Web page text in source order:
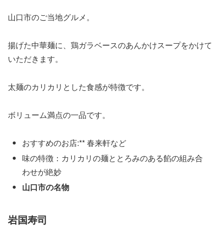
山口市のご当地グルメ。
揚げた中華麺に、鶏ガラベースのあんかけスープをかけて
いただきます。
太麺のカリカリとした食感が特徴です。
ボリューム満点の一品です。
おすすめのお店:** 春来軒など
味の特徴：カリカリの麺ととろみのある餡の組み合
わせが絶妙
山口市の名物
岩国寿司